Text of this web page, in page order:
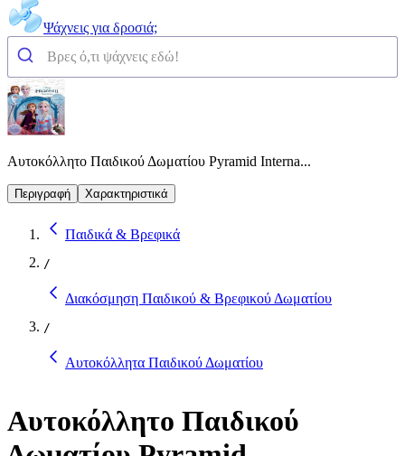
Ψάχνεις για δροσιά;
Αυτοκόλλητο Παιδικού Δωματίου Pyramid Interna...
Περιγραφή Χαρακτηριστικά
Παιδικά & Βρεφικά
/
Διακόσμηση Παιδικού & Βρεφικού Δωματίου
/
Αυτοκόλλητα Παιδικού Δωματίου
Αυτοκόλλητο Παιδικού